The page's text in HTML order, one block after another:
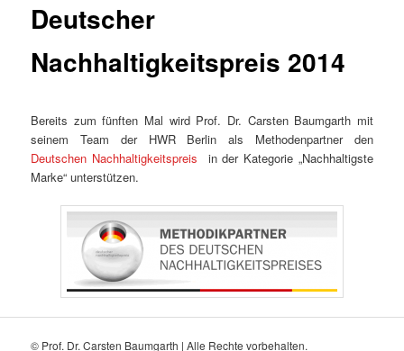
Deutscher
Nachhaltigkeitspreis 2014
Bereits zum fünften Mal wird Prof. Dr. Carsten Baumgarth mit
seinem Team der HWR Berlin als Methodenpartner den
Deutschen Nachhaltigkeitspreis in der Kategorie „Nachhaltigste
Marke“ unterstützen.
© Prof. Dr. Carsten Baumgarth | Alle Rechte vorbehalten.